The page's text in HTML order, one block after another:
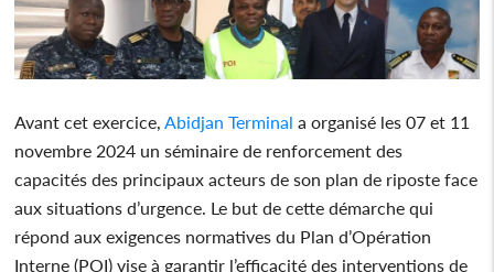
Avant cet exercice, Abidjan Terminal a organisé les 07 et 11
novembre 2024 un séminaire de renforcement des
capacités des principaux acteurs de son plan de riposte face
aux situations d’urgence. Le but de cette démarche qui
répond aux exigences normatives du Plan d’Opération
Interne (POI) vise à garantir l’efficacité des interventions de